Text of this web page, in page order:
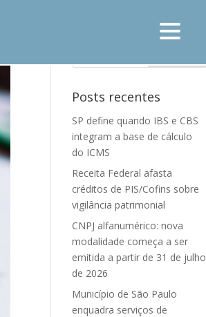
Posts recentes
SP define quando IBS e CBS
integram a base de cálculo
do ICMS
Receita Federal afasta
créditos de PIS/Cofins sobre
vigilância patrimonial
CNPJ alfanumérico: nova
modalidade começa a ser
emitida a partir de 31 de julho
de 2026
Município de São Paulo
enquadra serviços de